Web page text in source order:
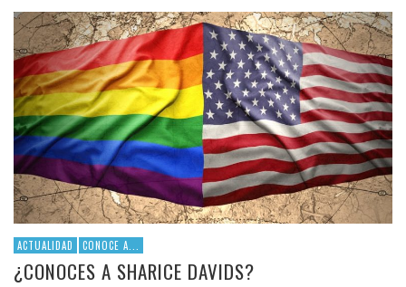
ACTUALIDAD CONOCE A...
¿CONOCES A SHARICE DAVIDS?